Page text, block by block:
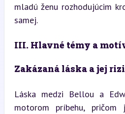
mladú ženu rozhodujúcim
samej.
III. Hlavné témy a
Zakázaná láska a jej
Láska medzi Bellou a
motorom príbehu, pričom